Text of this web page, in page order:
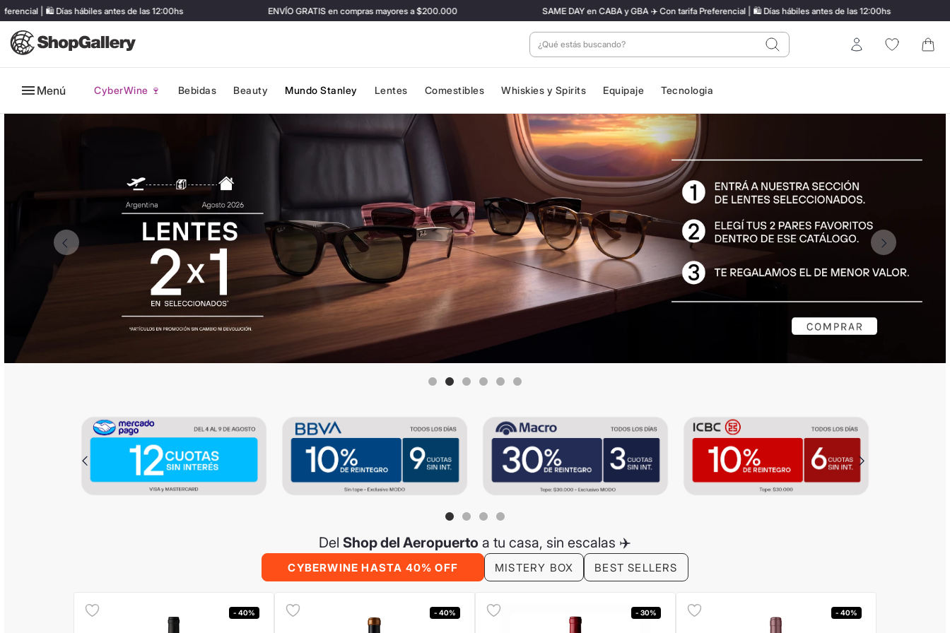
hábiles antes de las 12:00hs ENVÍO GRATIS en compras mayores a $200.000 SAME DAY en CABA y GBA ✈️ Con tarifa Preferencial | 🛍️ Días hábiles antes de las 12:00hs
¿Qué estás buscando? Entrar
Menú CyberWine 🍷 Bebidas Beauty Mundo Stanley Lentes Comestibles Whiskies y Spirits Equipaje Tecnologia
Del Shop del Aeropuerto a tu casa, sin escalas ✈️
CYBERWINE HASTA 40% OFF MISTERY BOX BEST SELLERS
- 40% - 40% - 30% - 40%